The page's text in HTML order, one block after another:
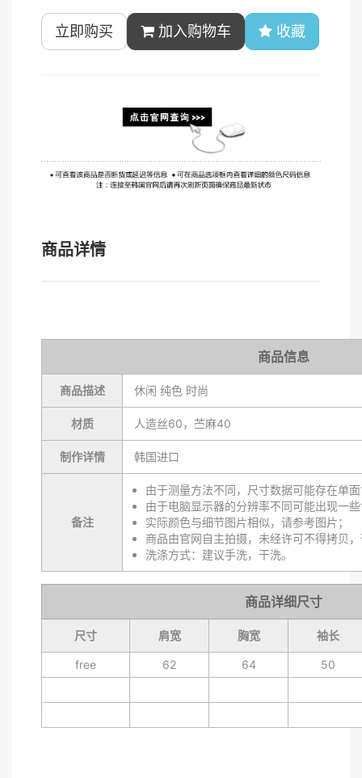
立即购买 加入购物车 收藏
商品详情
商品信息
商品描述 休闲 纯色 时尚
材质 人造丝60，苎麻40
制作详情 韩国进口
备注
由于测量方法不同，尺寸数据可能存在单
由于电脑显示器的分辨率不同可能出现一
实际颜色与细节图片相似，请参考图片；
商品由官网自主拍摄，未经许可不得拷贝
洗涤方式：建议手洗，干洗。
商品详细尺寸
尺寸 肩宽 胸宽 袖长
free 62 64 50